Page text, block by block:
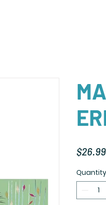
$26.99
Quantity